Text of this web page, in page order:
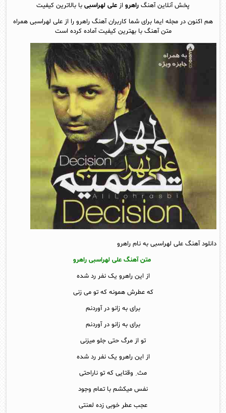
پخش آنلاين آهنگ راهرو از علی لهراسبی با بالاترین کیفیت
هم اکنون در مجله ایما برای شما کاربران آهنگ راهرو را از علی لهراسبی همراه
متن آهنگ با بهترین کیفیت آماده کرده است
دانلود آهنگ علی لهراسبی به نام راهرو
متن آهنگ علی لهراسبی راهرو
از این راهرو یک نفر رد شده
که عطرش همونه که تو می زنی
برای به زانو در آوردنم
برای به زانو در آوردنم
تو از مرگ حتی جلو میزنی
از این راهرو یک نفر رد شده
مث ِ وقتایی که تو ناراحتی
نفس میکشم با تمام وجود
عجب عطر خوبی زده لعنتی